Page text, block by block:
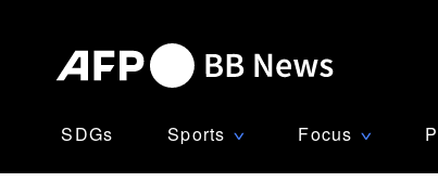
SDGs Sports ∨ Focus ∨